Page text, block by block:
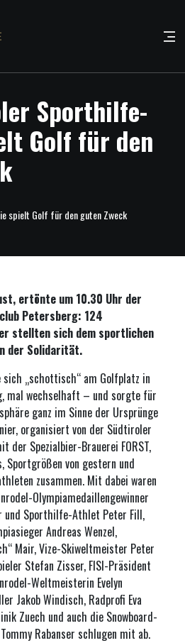
Sporthilfe-
Golf für den
spielt Golf für den guten Zweck
ertönte um 10.30 Uhr der
Petersberg: 124
stellten sich dem sportlichen
der Solidarität.
„schottisch“ am Golfplatz in
mal wechselhaft – und sorgte für
ganz im Sinne der Ursprünge
organisiert von der Südtiroler
der Spezialbier-Brauerei FORST,
Sportgrößen von gestern und
zusammen. Mit dabei waren
Olympiamedaillengewinner
und Sporthilfe-Athlet Peter Fill,
Andreas Wenzel,
Mair, Vize-Skiweltmeister Peter
Stefan Zisser, FISI-Präsident
Weltmeisterin Evelyn
Jakob Windisch, Radprofi Eva
Zuech und auch die Snowboard-
Rabanser schlugen mit ab.